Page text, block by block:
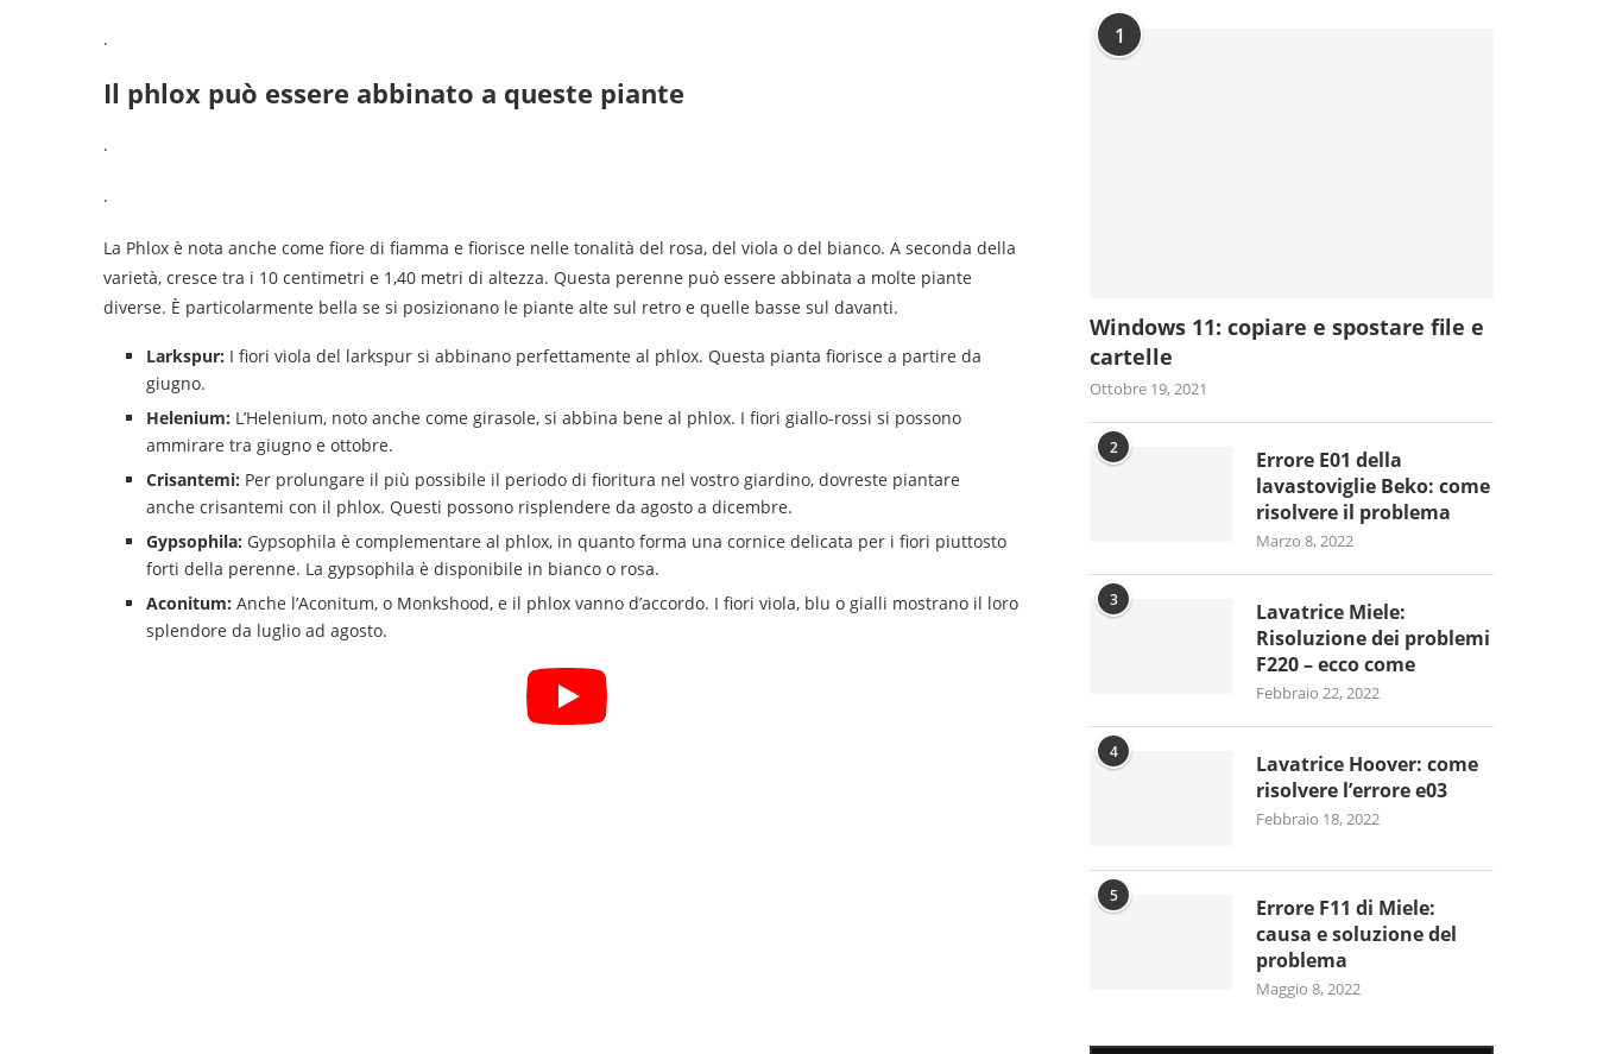
.
Il phlox può essere abbinato a queste piante
.
.
La Phlox è nota anche come fiore di fiamma e fiorisce nelle tonalità del rosa, del viola o del bianco. A seconda della
varietà, cresce tra i 10 centimetri e 1,40 metri di altezza. Questa perenne può essere abbinata a molte piante
diverse. È particolarmente bella se si posizionano le piante alte sul retro e quelle basse sul davanti.
Larkspur: I fiori viola del larkspur si abbinano perfettamente al phlox. Questa pianta fiorisce a partire da
giugno.
Helenium: L’Helenium, noto anche come girasole, si abbina bene al phlox. I fiori giallo-rossi si possono
ammirare tra giugno e ottobre.
Crisantemi: Per prolungare il più possibile il periodo di fioritura nel vostro giardino, dovreste piantare
anche crisantemi con il phlox. Questi possono risplendere da agosto a dicembre.
Gypsophila: Gypsophila è complementare al phlox, in quanto forma una cornice delicata per i fiori piuttosto
forti della perenne. La gypsophila è disponibile in bianco o rosa.
Aconitum: Anche l’Aconitum, o Monkshood, e il phlox vanno d’accordo. I fiori viola, blu o gialli mostrano il loro
splendore da luglio ad agosto.
1
Windows 11: copiare e spostare file e
cartelle
Ottobre 19, 2021
2
Errore E01 della
lavastoviglie Beko: come
risolvere il problema
Marzo 8, 2022
3
Lavatrice Miele:
Risoluzione dei problemi
F220 – ecco come
Febbraio 22, 2022
4
Lavatrice Hoover: come
risolvere l’errore e03
Febbraio 18, 2022
5
Errore F11 di Miele:
causa e soluzione del
problema
Maggio 8, 2022